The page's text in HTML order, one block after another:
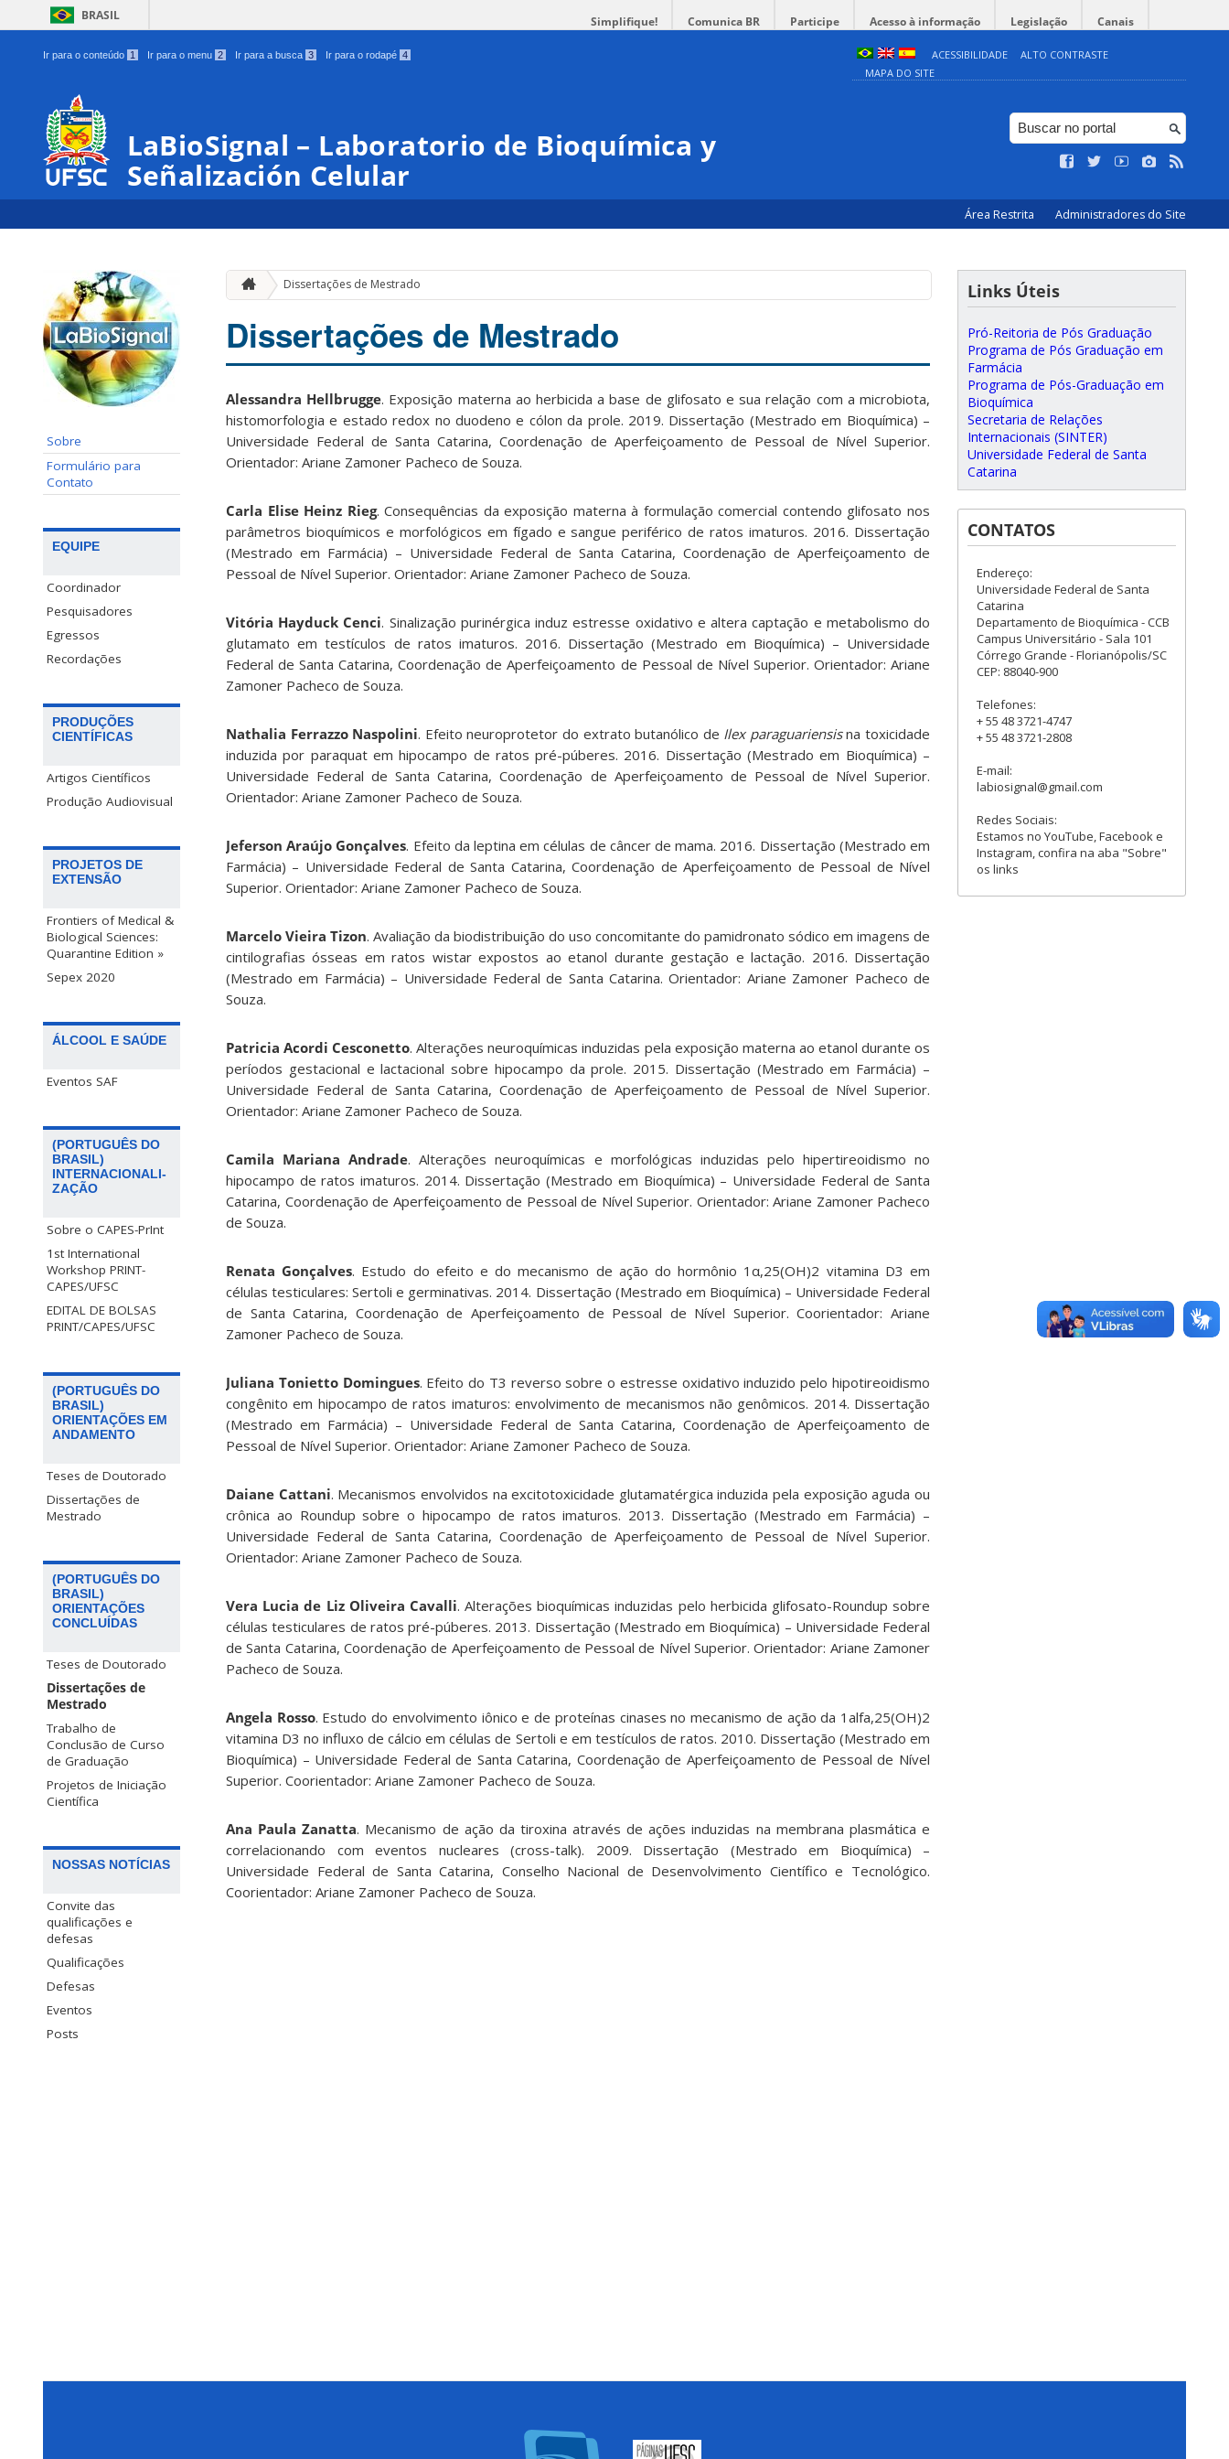
BRASIL Simplifique! Comunica BR Participe Acesso à informação Legislação Canais
Ir para o conteúdo 1 Ir para o menu 2 Ir para a busca 3 Ir para o rodapé 4 ACESSIBILIDADE
ALTO CONTRASTE
MAPA DO SITE
LaBioSignal – Laboratorio de Bioquímica y
Señalización Celular
Área Restrita Administradores do Site
Sobre
Formulário para
Contato
EQUIPE
Coordinador
Pesquisadores
Egressos
Recordações
PRODUÇÕES
CIENTÍFICAS
Artigos Científicos
Produção Audiovisual
PROJETOS DE
EXTENSÃO
Frontiers of Medical &
Biological Sciences:
Quarantine Edition »
Sepex 2020
ÁLCOOL E SAÚDE
Eventos SAF
(PORTUGUÊS DO
BRASIL)
INTERNACIONALI-
ZAÇÃO
Sobre o CAPES-PrInt
1st International
Workshop PRINT-
CAPES/UFSC
EDITAL DE BOLSAS
PRINT/CAPES/UFSC
(PORTUGUÊS DO
BRASIL)
ORIENTAÇÕES EM
ANDAMENTO
Teses de Doutorado
Dissertações de
Mestrado
(PORTUGUÊS DO
BRASIL)
ORIENTAÇÕES
CONCLUÍDAS
Teses de Doutorado
Dissertações de
Mestrado
Trabalho de
Conclusão de Curso
de Graduação
Projetos de Iniciação
Científica
NOSSAS NOTÍCIAS
Convite das
qualificações e
defesas
Qualificações
Defesas
Eventos
Posts
Dissertações de Mestrado
Dissertações de Mestrado
Alessandra Hellbrugge. Exposição materna ao herbicida a base de glifosato e sua relação com a microbiota,
histomorfologia e estado redox no duodeno e cólon da prole. 2019. Dissertação (Mestrado em Bioquímica) –
Universidade Federal de Santa Catarina, Coordenação de Aperfeiçoamento de Pessoal de Nível Superior.
Orientador: Ariane Zamoner Pacheco de Souza.
Carla Elise Heinz Rieg. Consequências da exposição materna à formulação comercial contendo glifosato nos
parâmetros bioquímicos e morfológicos em fígado e sangue periférico de ratos imaturos. 2016. Dissertação
(Mestrado em Farmácia) – Universidade Federal de Santa Catarina, Coordenação de Aperfeiçoamento de
Pessoal de Nível Superior. Orientador: Ariane Zamoner Pacheco de Souza.
Vitória Hayduck Cenci. Sinalização purinérgica induz estresse oxidativo e altera captação e metabolismo do
glutamato em testículos de ratos imaturos. 2016. Dissertação (Mestrado em Bioquímica) – Universidade
Federal de Santa Catarina, Coordenação de Aperfeiçoamento de Pessoal de Nível Superior. Orientador: Ariane
Zamoner Pacheco de Souza.
Nathalia Ferrazzo Naspolini. Efeito neuroprotetor do extrato butanólico de Ilex paraguariensisna toxicidade
induzida por paraquat em hipocampo de ratos pré-púberes. 2016. Dissertação (Mestrado em Bioquímica) –
Universidade Federal de Santa Catarina, Coordenação de Aperfeiçoamento de Pessoal de Nível Superior.
Orientador: Ariane Zamoner Pacheco de Souza.
Jeferson Araújo Gonçalves. Efeito da leptina em células de câncer de mama. 2016. Dissertação (Mestrado em
Farmácia) – Universidade Federal de Santa Catarina, Coordenação de Aperfeiçoamento de Pessoal de Nível
Superior. Orientador: Ariane Zamoner Pacheco de Souza.
Marcelo Vieira Tizon. Avaliação da biodistribuição do uso concomitante do pamidronato sódico em imagens de
cintilografias ósseas em ratos wistar expostos ao etanol durante gestação e lactação. 2016. Dissertação
(Mestrado em Farmácia) – Universidade Federal de Santa Catarina. Orientador: Ariane Zamoner Pacheco de
Souza.
Patricia Acordi Cesconetto. Alterações neuroquímicas induzidas pela exposição materna ao etanol durante os
períodos gestacional e lactacional sobre hipocampo da prole. 2015. Dissertação (Mestrado em Farmácia) –
Universidade Federal de Santa Catarina, Coordenação de Aperfeiçoamento de Pessoal de Nível Superior.
Orientador: Ariane Zamoner Pacheco de Souza.
Camila Mariana Andrade. Alterações neuroquímicas e morfológicas induzidas pelo hipertireoidismo no
hipocampo de ratos imaturos. 2014. Dissertação (Mestrado em Bioquímica) – Universidade Federal de Santa
Catarina, Coordenação de Aperfeiçoamento de Pessoal de Nível Superior. Orientador: Ariane Zamoner Pacheco
de Souza.
Renata Gonçalves. Estudo do efeito e do mecanismo de ação do hormônio 1α,25(OH)2 vitamina D3 em
células testiculares: Sertoli e germinativas. 2014. Dissertação (Mestrado em Bioquímica) – Universidade Federal
de Santa Catarina, Coordenação de Aperfeiçoamento de Pessoal de Nível Superior. Coorientador: Ariane
Zamoner Pacheco de Souza.
Juliana Tonietto Domingues. Efeito do T3 reverso sobre o estresse oxidativo induzido pelo hipotireoidismo
congênito em hipocampo de ratos imaturos: envolvimento de mecanismos não genômicos. 2014. Dissertação
(Mestrado em Farmácia) – Universidade Federal de Santa Catarina, Coordenação de Aperfeiçoamento de
Pessoal de Nível Superior. Orientador: Ariane Zamoner Pacheco de Souza.
Daiane Cattani. Mecanismos envolvidos na excitotoxicidade glutamatérgica induzida pela exposição aguda ou
crônica ao Roundup sobre o hipocampo de ratos imaturos. 2013. Dissertação (Mestrado em Farmácia) –
Universidade Federal de Santa Catarina, Coordenação de Aperfeiçoamento de Pessoal de Nível Superior.
Orientador: Ariane Zamoner Pacheco de Souza.
Vera Lucia de Liz Oliveira Cavalli. Alterações bioquímicas induzidas pelo herbicida glifosato-Roundup sobre
células testiculares de ratos pré-púberes. 2013. Dissertação (Mestrado em Bioquímica) – Universidade Federal
de Santa Catarina, Coordenação de Aperfeiçoamento de Pessoal de Nível Superior. Orientador: Ariane Zamoner
Pacheco de Souza.
Angela Rosso. Estudo do envolvimento iônico e de proteínas cinases no mecanismo de ação da 1alfa,25(OH)2
vitamina D3 no influxo de cálcio em células de Sertoli e em testículos de ratos. 2010. Dissertação (Mestrado em
Bioquímica) – Universidade Federal de Santa Catarina, Coordenação de Aperfeiçoamento de Pessoal de Nível
Superior. Coorientador: Ariane Zamoner Pacheco de Souza.
Ana Paula Zanatta. Mecanismo de ação da tiroxina através de ações induzidas na membrana plasmática e
correlacionando com eventos nucleares (cross-talk). 2009. Dissertação (Mestrado em Bioquímica) –
Universidade Federal de Santa Catarina, Conselho Nacional de Desenvolvimento Científico e Tecnológico.
Coorientador: Ariane Zamoner Pacheco de Souza.
Links Úteis
Pró-Reitoria de Pós Graduação
Programa de Pós Graduação em
Farmácia
Programa de Pós-Graduação em
Bioquímica
Secretaria de Relações
Internacionais (SINTER)
Universidade Federal de Santa
Catarina
CONTATOS
Endereço:
Universidade Federal de Santa
Catarina
Departamento de Bioquímica - CCB
Campus Universitário - Sala 101
Córrego Grande - Florianópolis/SC
CEP: 88040-900
Telefones:
+ 55 48 3721-4747
+ 55 48 3721-2808
E-mail:
labiosignal@gmail.com
Redes Sociais:
Estamos no YouTube, Facebook e
Instagram, confira na aba "Sobre"
os links